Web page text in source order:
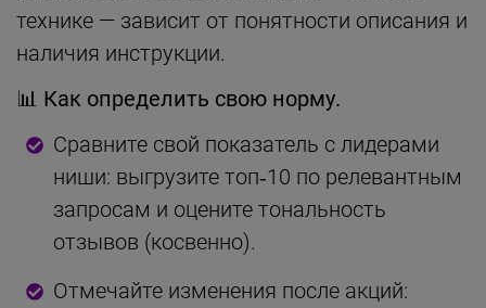
технике — зависит от понятности описания и
наличия инструкции.
📊 Как определить свою норму.
Сравните свой показатель с лидерами
ниши: выгрузите топ‑10 по релевантным
запросам и оцените тональность
отзывов (косвенно).
Отмечайте изменения после акций: